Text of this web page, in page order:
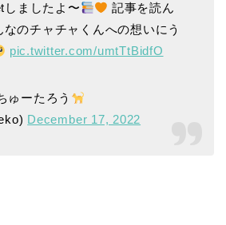
ましたよ〜
記事を読ん
のチャチャくんへの想いにう
pic.twitter.com/umtTtBidfO
ーたろう
December 17, 2022